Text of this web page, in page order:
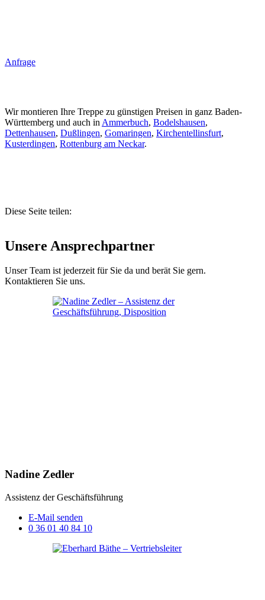
Anfrage
Wir montieren Ihre Treppe zu günstigen Preisen in ganz Baden-
Württemberg und auch in Ammerbuch, Bodelshausen,
Dettenhausen, Dußlingen, Gomaringen, Kirchentellinsfurt,
Kusterdingen, Rottenburg am Neckar.
Diese Seite teilen:
Unsere Ansprechpartner
Unser Team ist jederzeit für Sie da und berät Sie gern.
Kontaktieren Sie uns.
Nadine Zedler
Assistenz der Geschäftsführung
E-Mail senden
0 36 01 40 84 10